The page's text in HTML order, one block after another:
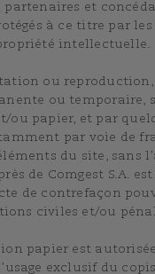
partenaires et
à ce titre par
intellectuelle.
ou
ou temporaire,
ou papier, et par
par voie de
du site, sans
de Comgest S.A.
de contrefaçon
civiles et/ou
papier est
exclusif du